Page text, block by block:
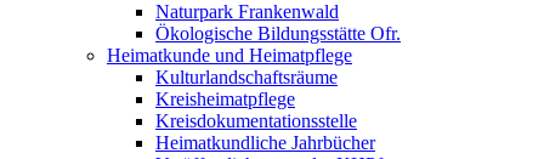
Naturpark Frankenwald
Ökologische Bildungsstätte Ofr.
Heimatkunde und Heimatpflege
Kulturlandschaftsräume
Kreisheimatpflege
Kreisdokumentationsstelle
Heimatkundliche Jahrbücher